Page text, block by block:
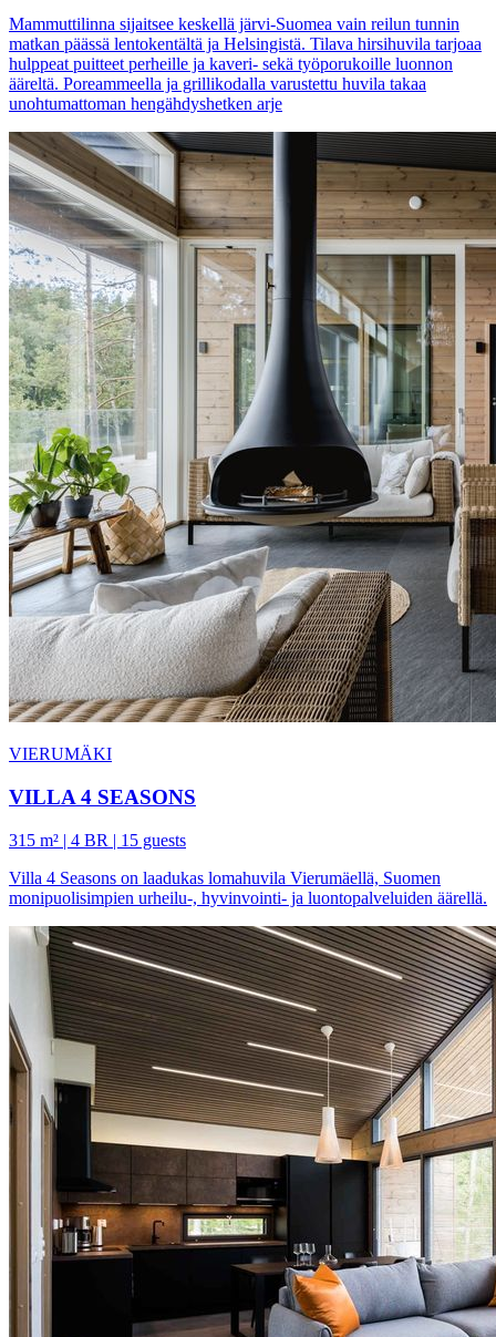
Mammuttilinna sijaitsee keskellä järvi-Suomea vain reilun tunnin
matkan päässä lentokentältä ja Helsingistä. Tilava hirsihuvila tarjoaa
hulppeat puitteet perheille ja kaveri- sekä työporukoille luonnon
ääreltä. Poreammeella ja grillikodalla varustettu huvila takaa
unohtumattoman hengähdyshetken arje
VIERUMÄKI
VILLA 4 SEASONS
315 m² | 4 BR | 15 guests
Villa 4 Seasons on laadukas lomahuvila Vierumäellä, Suomen
monipuolisimpien urheilu-, hyvinvointi- ja luontopalveluiden äärellä.